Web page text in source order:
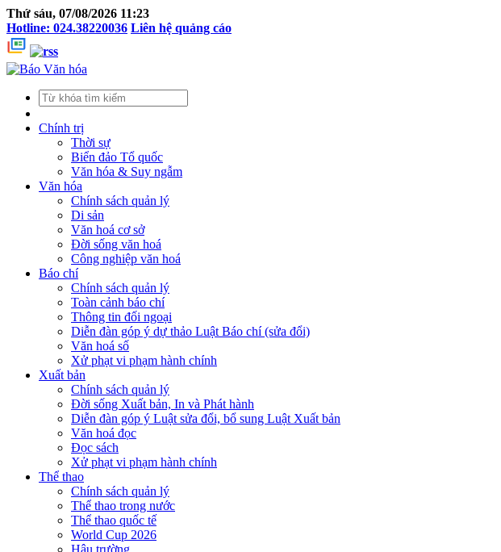
Thứ sáu, 07/08/2026 11:23
Hotline: 024.38220036 Liên hệ quảng cáo
Chính trị
Thời sự
Biển đảo Tổ quốc
Văn hóa & Suy ngẫm
Văn hóa
Chính sách quản lý
Di sản
Văn hoá cơ sở
Đời sống văn hoá
Công nghiệp văn hoá
Báo chí
Chính sách quản lý
Toàn cảnh báo chí
Thông tin đối ngoại
Diễn đàn góp ý dự thảo Luật Báo chí (sửa đổi)
Văn hoá số
Xử phạt vi phạm hành chính
Xuất bản
Chính sách quản lý
Đời sống Xuất bản, In và Phát hành
Diễn đàn góp ý Luật sửa đổi, bổ sung Luật Xuất bản
Văn hoá đọc
Đọc sách
Xử phạt vi phạm hành chính
Thể thao
Chính sách quản lý
Thể thao trong nước
Thể thao quốc tế
World Cup 2026
Hậu trường